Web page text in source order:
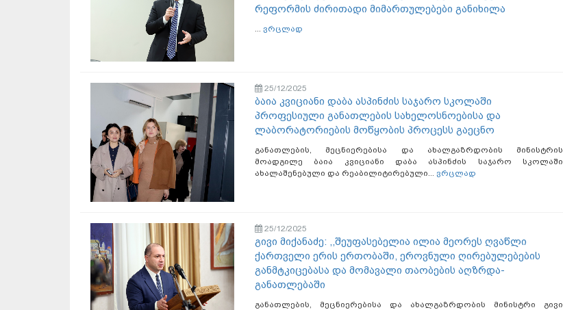
რეფორმის ძირითადი მიმართულებები განიხილა
... ვრცლად
25/12/2025
ბაია კვიციანი დაბა ასპინძის საჯარო სკოლაში
პროფესიული განათლების სახელოსნოებისა და
ლაბორატორიების მოწყობის პროცესს გაეცნო
განათლების, მეცნიერებისა და ახალგაზრდობის მინისტრის
მოადგილე ბაია კვიციანი დაბა ასპინძის საჯარო სკოლაში
ახალაშენებული და რეაბილიტირებული... ვრცლად
25/12/2025
გივი მიქანაძე: ,,შეუფასებელია ილია მეორეს ღვაწლი
ქართველი ერის ერთობაში, ეროვნული ღირებულებების
განმტკიცებასა და მომავალი თაობების აღზრდა-
განათლებაში
განათლების, მეცნიერებისა და ახალგაზრდობის მინისტრი გივი